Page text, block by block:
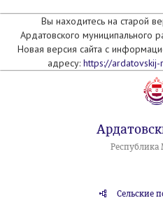
Вы находитесь на старой
Ардатовского муниципального
Новая версия сайта с
адресу: https://
Республика
Сельские